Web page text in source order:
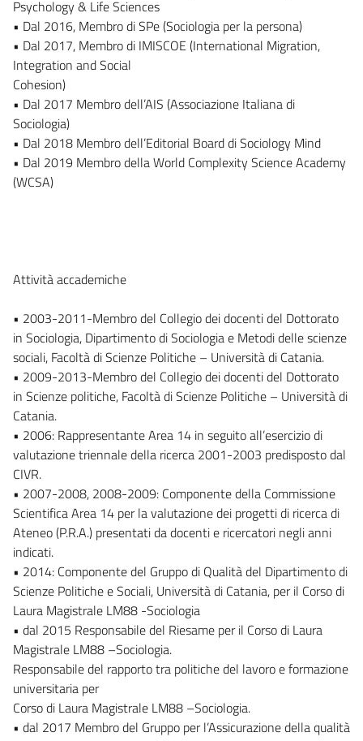
Psychology & Life Sciences
• Dal 2016, Membro di SPe (Sociologia per la persona)
• Dal 2017, Membro di IMISCOE (International Migration,
Integration and Social
Cohesion)
• Dal 2017 Membro dell’AIS (Associazione Italiana di
Sociologia)
• Dal 2018 Membro dell’Editorial Board di Sociology Mind
• Dal 2019 Membro della World Complexity Science Academy
(WCSA)
Attività accademiche
• 2003-2011-Membro del Collegio dei docenti del Dottorato
in Sociologia, Dipartimento di Sociologia e Metodi delle scienze
sociali, Facoltà di Scienze Politiche – Università di Catania.
• 2009-2013-Membro del Collegio dei docenti del Dottorato
in Scienze politiche, Facoltà di Scienze Politiche – Università di
Catania.
• 2006: Rappresentante Area 14 in seguito all’esercizio di
valutazione triennale della ricerca 2001-2003 predisposto dal
CIVR.
• 2007-2008, 2008-2009: Componente della Commissione
Scientifica Area 14 per la valutazione dei progetti di ricerca di
Ateneo (P.R.A.) presentati da docenti e ricercatori negli anni
indicati.
• 2014: Componente del Gruppo di Qualità del Dipartimento di
Scienze Politiche e Sociali, Università di Catania, per il Corso di
Laura Magistrale LM88 -Sociologia
• dal 2015 Responsabile del Riesame per il Corso di Laura
Magistrale LM88 –Sociologia.
Responsabile del rapporto tra politiche del lavoro e formazione
universitaria per
Corso di Laura Magistrale LM88 –Sociologia.
• dal 2017 Membro del Gruppo per l’Assicurazione della qualità